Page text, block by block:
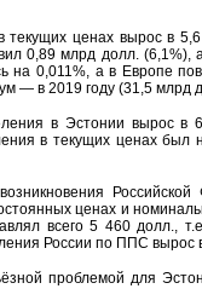
ценах вырос в
0,89 млрд долл.
на 0,011%, а в Европе
— в 2019 году (31,5 млрд
в Эстонии вырос в
в текущих ценах был
ценах и
всего 5 460 долл.,
России по ППС вырос
проблемой для